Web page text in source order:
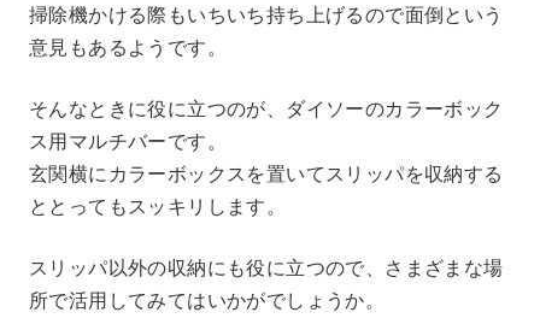
掃除機かける際もいちいち持ち上げるので面倒という
意見もあるようです。
そんなときに役に立つのが、ダイソーのカラーボック
ス用マルチバーです。
玄関横にカラーボックスを置いてスリッパを収納する
ととってもスッキリします。
スリッパ以外の収納にも役に立つので、さまざまな場
所で活用してみてはいかがでしょうか。